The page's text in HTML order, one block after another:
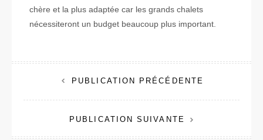
chère et la plus adaptée car les grands chalets
nécessiteront un budget beaucoup plus important.
N
PUBLICATION PRÉCÉDENTE
PUBLICATION SUIVANTE